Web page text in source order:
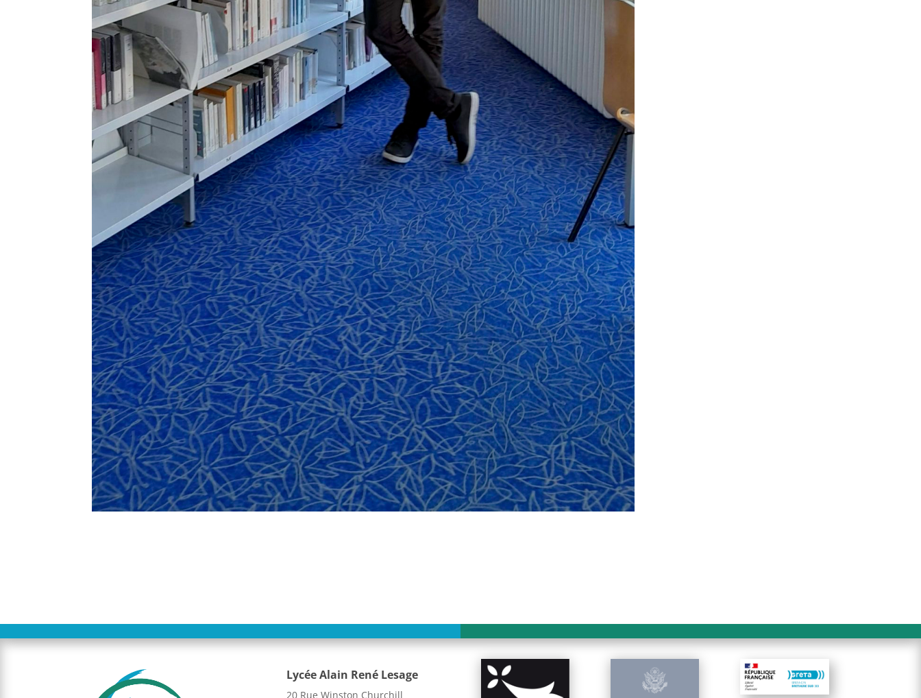
Lycée Alain René Lesage
20 Rue Winston Churchill